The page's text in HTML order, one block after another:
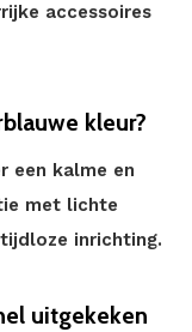
accessoires
kleur?
een kalme en
met lichte
inrichting.
uitgekeken